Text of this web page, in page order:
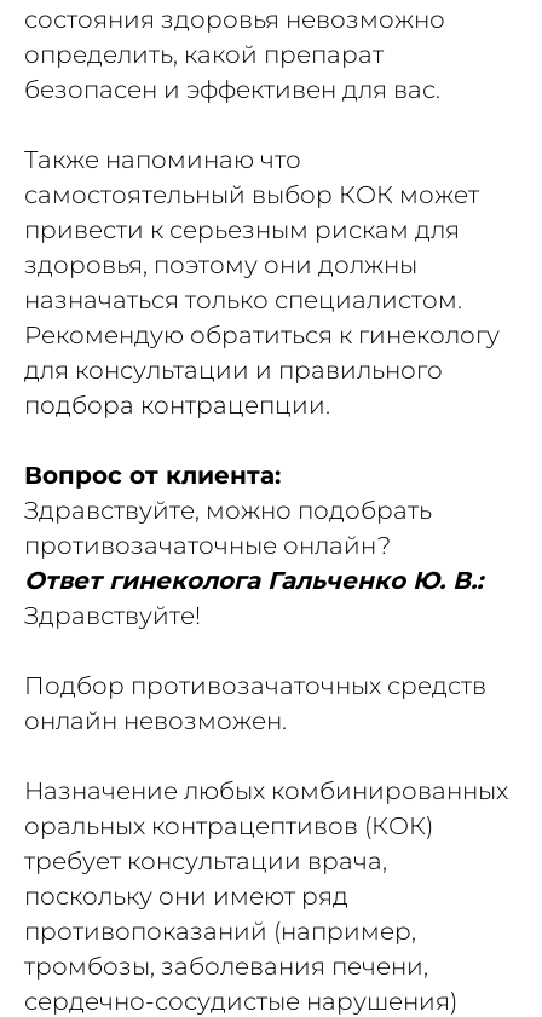
состояния здоровья невозможно
определить, какой препарат
безопасен и эффективен для вас.
Также напоминаю что
самостоятельный выбор КОК может
привести к серьезным рискам для
здоровья, поэтому они должны
назначаться только специалистом.
Рекомендую обратиться к гинекологу
для консультации и правильного
подбора контрацепции.
Вопрос от клиента:
Здравствуйте, можно подобрать
противозачаточные онлайн?
Ответ гинеколога Гальченко Ю. В.:
Здравствуйте!
Подбор противозачаточных средств
онлайн невозможен.
Назначение любых комбинированных
оральных контрацептивов (КОК)
требует консультации врача,
поскольку они имеют ряд
противопоказаний (например,
тромбозы, заболевания печени,
сердечно-сосудистые нарушения)